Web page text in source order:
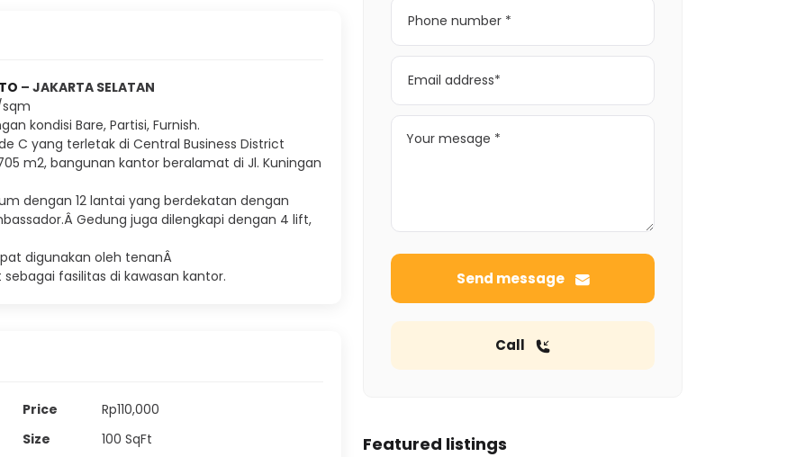
– JAKARTA SELATAN
kondisi Bare, Partisi, Furnish.
C yang terletak di Central Business District
m2, bangunan kantor beralamat di Jl. Kuningan
dengan 12 lantai yang berdekatan dengan
Gedung juga dilengkapi dengan 4 lift,
digunakan oleh tenanÂ
fasilitas di kawasan kantor.
Price
Rp110,000
Size 100 SqFt
Send message
Call
Featured listings